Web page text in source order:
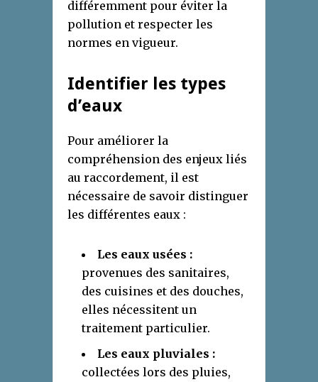
différemment pour éviter la
pollution et respecter les
normes en vigueur.
Identifier les types
d’eaux
Pour améliorer la
compréhension des enjeux liés
au raccordement, il est
nécessaire de savoir distinguer
les différentes eaux :
Les eaux usées :
provenues des sanitaires,
des cuisines et des douches,
elles nécessitent un
traitement particulier.
Les eaux pluviales :
collectées lors des pluies,